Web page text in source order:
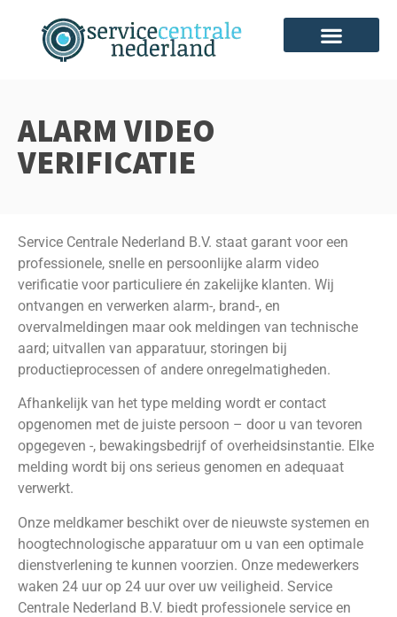
ALARM VIDEO
VERIFICATIE
Service Centrale Nederland B.V. staat garant voor een
professionele, snelle en persoonlijke alarm video
verificatie voor particuliere én zakelijke klanten. Wij
ontvangen en verwerken alarm-, brand-, en
overvalmeldingen maar ook meldingen van technische
aard; uitvallen van apparatuur, storingen bij
productieprocessen of andere onregelmatigheden.
Afhankelijk van het type melding wordt er contact
opgenomen met de juiste persoon – door u van tevoren
opgegeven -, bewakingsbedrijf of overheidsinstantie. Elke
melding wordt bij ons serieus genomen en adequaat
verwerkt.
Onze meldkamer beschikt over de nieuwste systemen en
hoogtechnologische apparatuur om u van een optimale
dienstverlening te kunnen voorzien. Onze medewerkers
waken 24 uur op 24 uur over uw veiligheid. Service
Centrale Nederland B.V. biedt professionele service en